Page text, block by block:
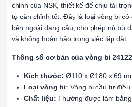
chỉnh của NSK, thiết kế để chịu tải
tự căn chỉnh tốt. Đây là loại vòng bi có
bên ngoài dạng cầu, cho phép nó bù
và không hoàn hảo trong việc lắp đặt.
Thông số cơ bản của vòng bi 24122
Kích thước: Ø110 x Ø180 x 69
Loại vòng bi: Vòng bi cầu tự điều
Chất liệu: Thường được làm